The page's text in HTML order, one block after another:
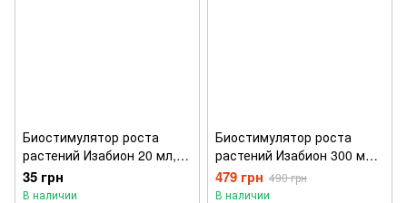
Биостимулятор роста
растений Изабион 20 мл,
Syngenta
35 грн
В наличии
Биостимулятор роста
растений Изабион 300 мл,
Syngenta
479 грн 490 грн
В наличии